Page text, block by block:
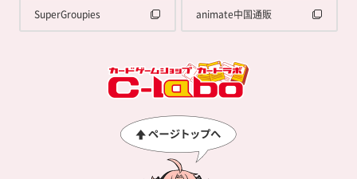
SuperGroupies animate中国通販